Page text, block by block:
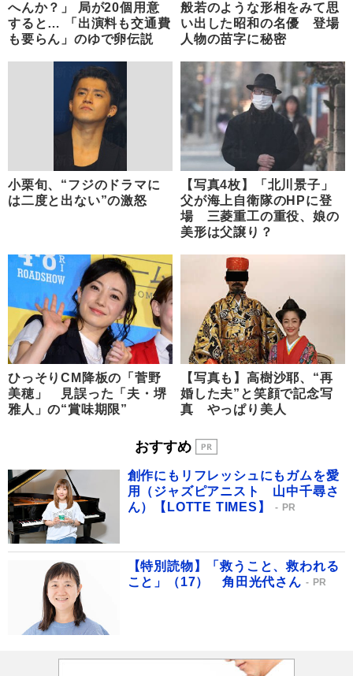
へんか？」 局が20個用意
すると… 「出演料も交通費
も要らん」のゆで卵伝説
般若のような形相をみて思
い出した昭和の名優 登場
人物の苗字に秘密
小栗旬、“フジのドラマに
は二度と出ない”の激怒
【写真4枚】「北川景子」
父が海上自衛隊のHPに登
場 三菱重工の重役、娘の
美形は父譲り？
ひっそりCM降板の「菅野
美穂」 見誤った「夫・堺
雅人」の“賞味期限”
【写真も】高樹沙耶、“再
婚した夫”と笑顔で記念写
真 やっぱり美人
おすすめ
創作にもリフレッシュにもガムを愛
用（ジャズピアニスト 山中千尋さ
ん）【LOTTE TIMES】
PR
【特別読物】「救うこと、救われる
こと」（17） 角田光代さん
PR